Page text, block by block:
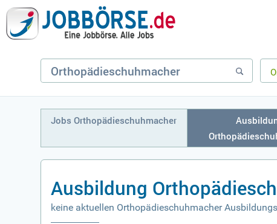
Jobs Orthopädieschuhmacher
Ausbildung
keine aktuellen Orthopädieschuhmacher